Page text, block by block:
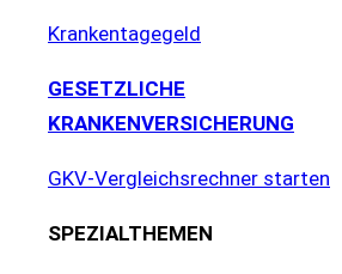
Krankentagegeld
GESETZLICHE
KRANKENVERSICHERUNG
GKV-Vergleichsrechner starten
SPEZIALTHEMEN